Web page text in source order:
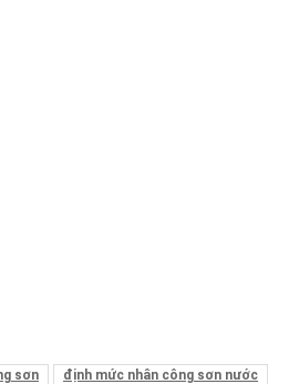
sơn
định mức nhân công sơn nước